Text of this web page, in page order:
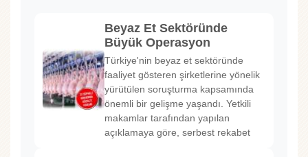
Beyaz Et Sektöründe
Büyük Operasyon
Türkiye'nin beyaz et sektöründe
faaliyet gösteren şirketlerine yönelik
yürütülen soruşturma kapsamında
önemli bir gelişme yaşandı. Yetkili
makamlar tarafından yapılan
açıklamaya göre, serbest rekabet